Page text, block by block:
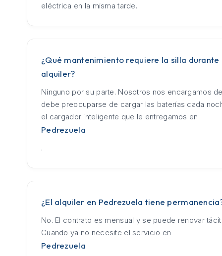
eléctrica en la misma tarde.
¿Qué mantenimiento requiere la silla durante
alquiler?
Ninguno por su parte. Nosotros nos encargamos
debe preocuparse de cargar las baterías cada
el cargador inteligente que le entregamos en
Pedrezuela
.
¿El alquiler en Pedrezuela tiene
No. El contrato es mensual y se puede renovar
Cuando ya no necesite el servicio en
Pedrezuela